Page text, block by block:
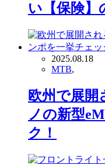
い【保険】
2025.08.18
MTB,
欧州で展開
ノの新型
ク！